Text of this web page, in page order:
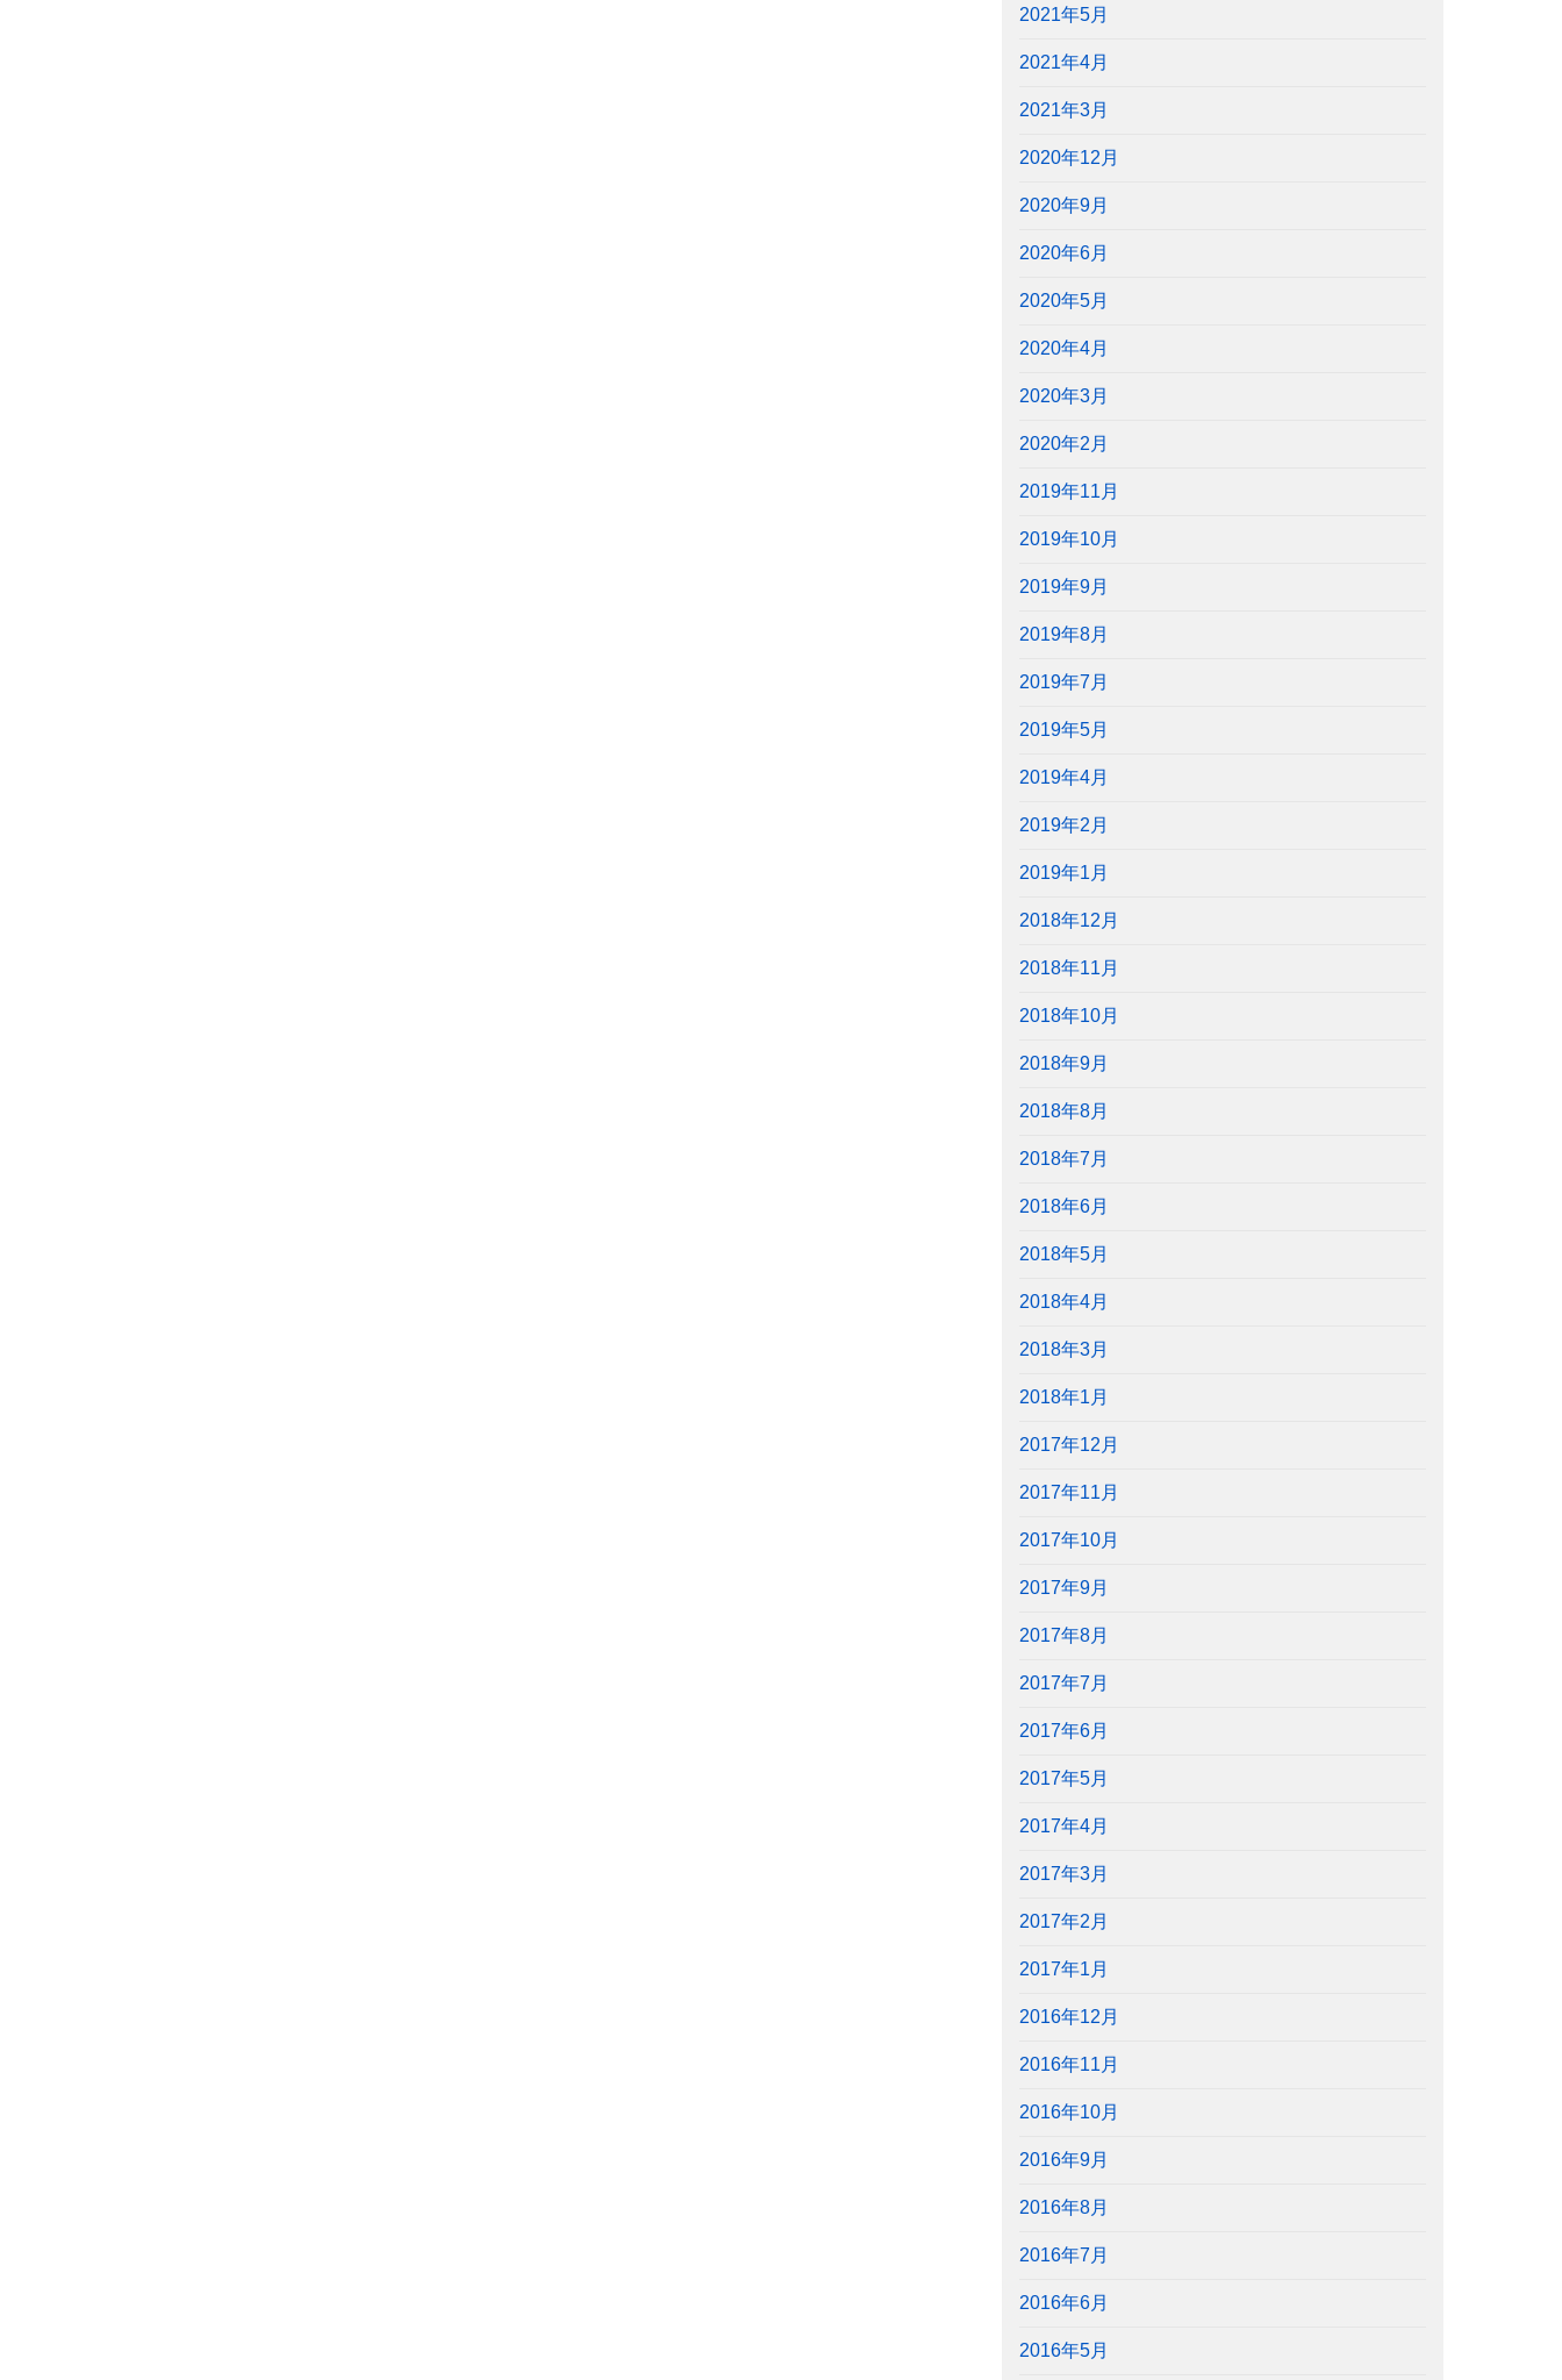
2021年5月
2021年4月
2021年3月
2020年12月
2020年9月
2020年6月
2020年5月
2020年4月
2020年3月
2020年2月
2019年11月
2019年10月
2019年9月
2019年8月
2019年7月
2019年5月
2019年4月
2019年2月
2019年1月
2018年12月
2018年11月
2018年10月
2018年9月
2018年8月
2018年7月
2018年6月
2018年5月
2018年4月
2018年3月
2018年1月
2017年12月
2017年11月
2017年10月
2017年9月
2017年8月
2017年7月
2017年6月
2017年5月
2017年4月
2017年3月
2017年2月
2017年1月
2016年12月
2016年11月
2016年10月
2016年9月
2016年8月
2016年7月
2016年6月
2016年5月